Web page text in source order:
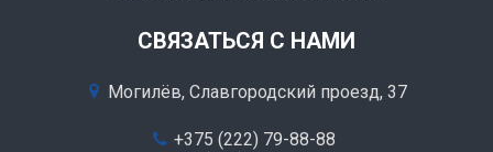
СВЯЗАТЬСЯ С НАМИ
Могилёв, Славгородский проезд, 37
+375 (222) 79-88-88